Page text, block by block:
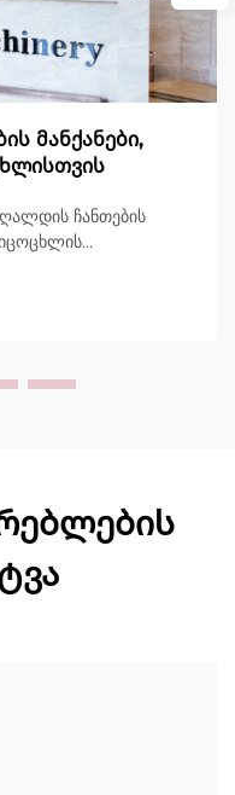
მანქანები,
ჩანთების
გამძლეობის,
შესვენების გამო.